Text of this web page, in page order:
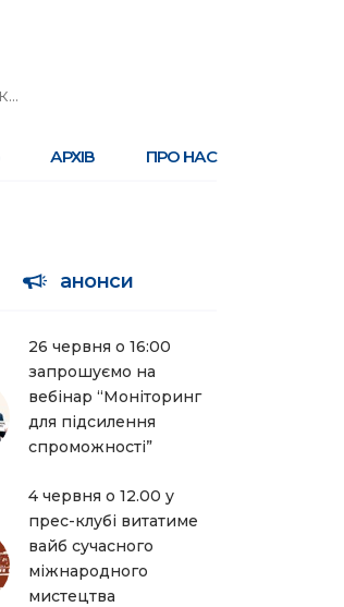
АРХІВ ПРО НАС
анонси
26 червня о 16:00
запрошуємо на
вебінар “Моніторинг
для підсилення
спроможності”
4 червня о 12.00 у
прес-клубі витатиме
вайб сучасного
міжнародного
мистецтва